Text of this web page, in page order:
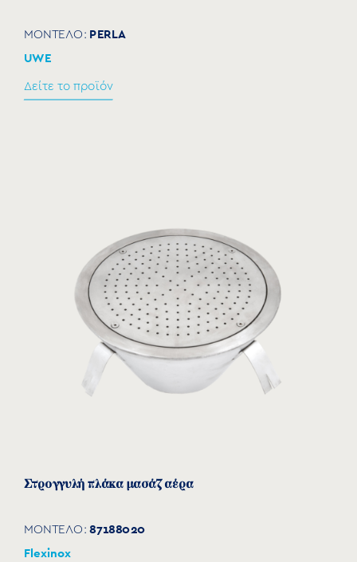
ΜΟΝΤΕΛΟ: PERLA
UWE
Δείτε το προϊόν
Στρογγυλή πλάκα μασάζ αέρα
ΜΟΝΤΕΛΟ:87188020
Flexinox